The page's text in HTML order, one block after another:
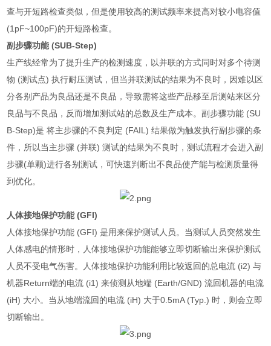
查与开短路检查类似，但是使用较高的测试频率来提高对较小电容值
(1pF~100pF)的开短路检查。
副步骤功能(SUB-Step)
生产线经常为了提升生产的检测速度，以并联的方式同时对多个待测
物 (测试点)执行耐压测试，但当并联测试的结果为不良时，因难以区
分各别产品为良品还是不良品，导致需将这些产品移至后测站来区分
良品与不良品，反而增加测试站的总数及生产成本。副步骤功能 (SU
B-Step)是 将主步骤的不良判定 (FAIL)结果做为触发执行副步骤的条
件，所以当主步骤 (并联)测试的结果为不良时，测试流程才会进入副
步骤(单颗)进行各别测试，可快速判断出不良品使产能与检测质量得
到优化。
人体接地保护功能(GFI)
人体接地保护功能 (GFI)是用来保护测试人员。当测试人员突然发生
人体感电的情形时，人体接地保护功能能够立即切断输出来保护测试
人员不受电气伤害。人体接地保护功能利用比较返回的总电流 (i2)与
机器Return端的电流 (i1)来侦测从地端 (Earth/GND)流回机器的电流
(iH) 大小。当从地端流回的电流 (iH) 大于0.5mA (Typ.) 时，则会立即
切断输出。